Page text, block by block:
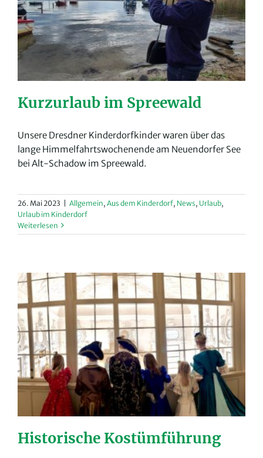
Kurzurlaub im Spreewald
Unsere Dresdner Kinderdorfkinder waren über das
lange Himmelfahrtswochenende am Neuendorfer See
bei Alt-Schadow im Spreewald.
26. Mai 2023 Allgemein, Aus dem Kinderdorf, News, Urlaub,
Urlaub im Kinderdorf
Weiterlesen
Historische Kostümführung